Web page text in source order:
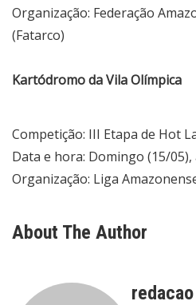
Organização: Federação
(Fatarco)
Kartódromo da Vila Olímpica
Competição: III Etapa de Hot
Data e hora: Domingo (15/05),
Organização: Liga
About The Author
redacao